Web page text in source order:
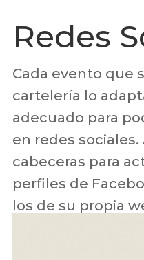
Redes
Cada evento que
cartelería lo
adecuado para
en redes
cabeceras para
perfiles de
los de su propia